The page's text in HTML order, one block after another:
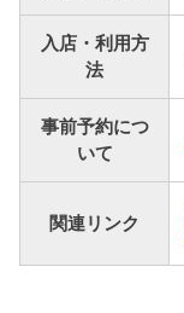
入店・利用方
法
事前予約につ
いて
関連リンク